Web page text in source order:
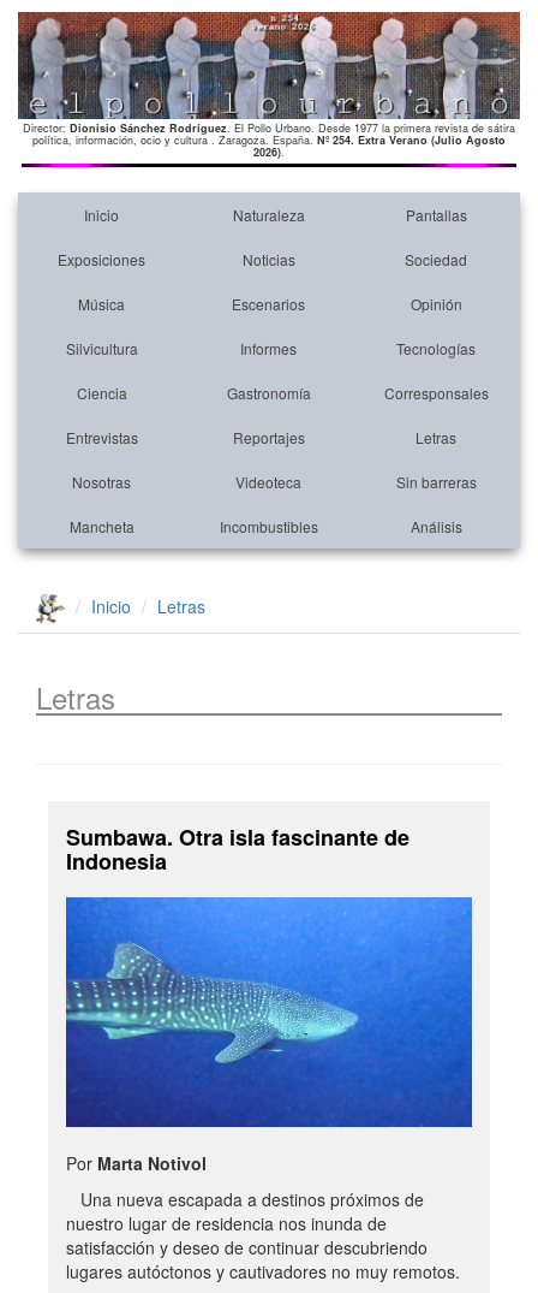
Director: Dionisio Sánchez Rodríguez. El Pollo Urbano. Desde 1977 la primera revista de sátira
política, información, ocio y cultura . Zaragoza. España. Nº 254. Extra Verano (Julio Agosto
2026).
Inicio Naturaleza Pantallas
Exposiciones Noticias Sociedad
Música Escenarios Opinión
Silvicultura Informes Tecnologías
Ciencia Gastronomía Corresponsales
Entrevistas Reportajes Letras
Nosotras Videoteca Sin barreras
Mancheta Incombustibles Análisis
Inicio Letras
Letras
Sumbawa. Otra isla fascinante de
Indonesia
Por Marta Notivol
Una nueva escapada a destinos próximos de
nuestro lugar de residencia nos inunda de
satisfacción y deseo de continuar descubriendo
lugares autóctonos y cautivadores no muy remotos.